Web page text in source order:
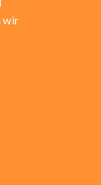
wir